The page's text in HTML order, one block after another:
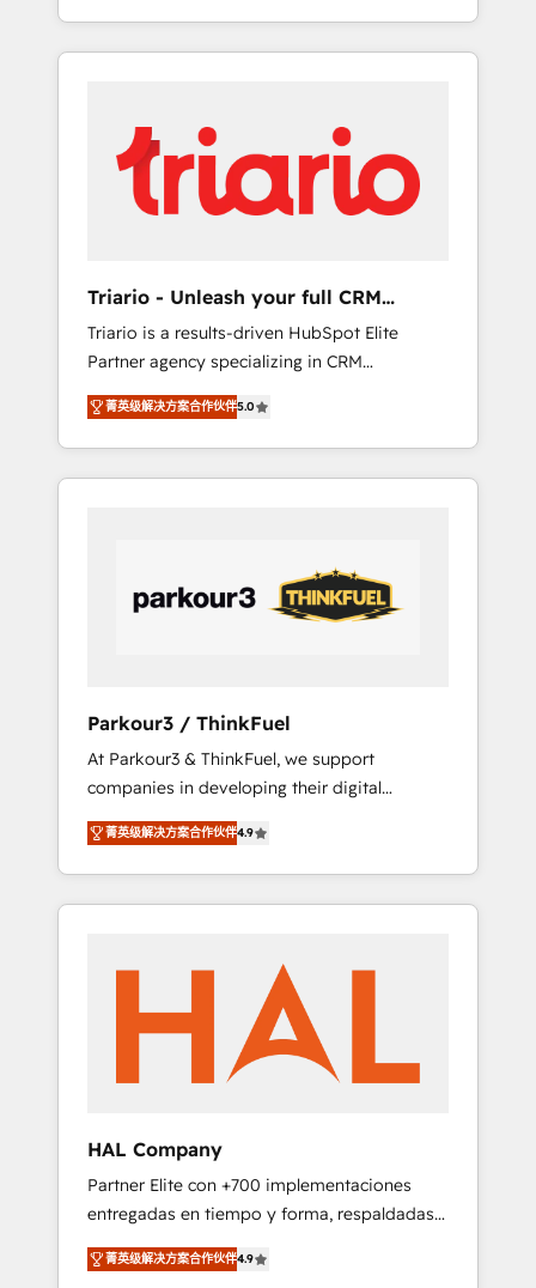
of your team, we believe in the power of
partnership. Together, we embark on a
your business. If not now, when?
partner in HubSpot's ecosystem for a reason.
Their team brings over a decade of
strategies for driving growth. They are
committed to helping our customers grow
and finding solutions that fit their unique
business needs. We are thrilled to have Blue
HubSpot “Our experience with the team at
Blue Frog has been nothing short of
extraordinary. Their years of experience and
quality of skilled staff has earned them a
trusted reputation within the HubSpot
ecosystem as a reliable partner capable of
delivering remarkable experiences for our
Triario - Unleash your full CRM
potential
Triario is a results-driven HubSpot Elite
Partner agency specializing in CRM
implementations & migrations, Revenue
Operations, Custom Integrations, Custom AI
agents and AI-ready Website Design With
over 15 years of experience, we help
through smart automation, data hygiene, and
tailored HubSpot solutions. Our clients
choose us because we blend the expertise of
Our Services: HubSpot implementations &
data migration Custom AI agents Revenue
Operations API integrations AI-ready Website
design Let’s turn your CRM into your growth
engine!
菁英级解决方案合作伙伴5.0
Parkour3 / ThinkFuel
At Parkour3 & ThinkFuel, we support
companies in developing their digital
strategies by leveraging technologies and
automating their marketing and sales
processes to generate growth. Our offer
spans from Strategy to Operations. We
implementation, web design, sales &
marketing automation, and digital marketing.
With extensive experience working with tech
companies and manufacturers since 2002,
we are committed to empowering our clients
implementation and seamless integration of
the CRM platform into your digital
ecosystem. Would you like support in
deploying your inbound marketing strategy?
We'll provide support tailored to your needs
菁英级解决方案合作伙伴4.9
HAL Company
Partner Elite con +700 implementaciones
entregadas en tiempo y forma, respaldadas
por 6 acreditaciones de HubSpot y un
equipo de 6 Certified Trainers avalados por
菁英级解决方案合作伙伴4.9